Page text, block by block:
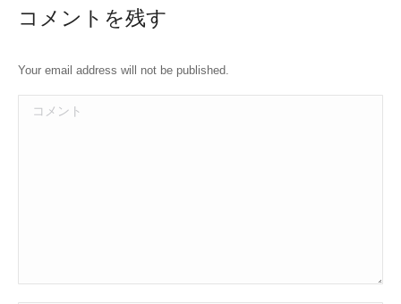
コメントを残す
Your email address will not be published.
コメント